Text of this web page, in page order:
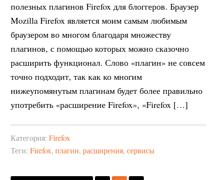
полезных плагинов Firefox для блоггеров. Браузер
Mozilla Firefox является моим самым любимым
браузером во многом благодаря множеству
плагинов, с помощью которых можно сказочно
расширить функционал. Слово «плагин» не совсем
точно подходит, так как ко многим
нижеупомянутым плагинам будет более правильно
употребить «расширение Firefox», «Firefox […]
Категория:Firefox
Теги:Firefox,плагин,расширения,сервисы